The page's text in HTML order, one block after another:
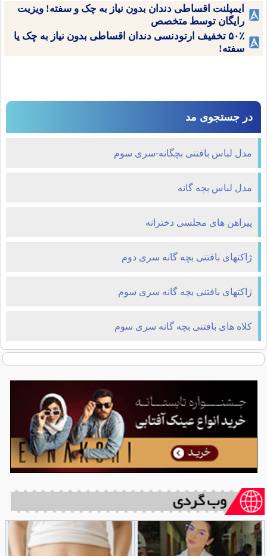
ایمپلنت اقساطی دندان بدون نیاز به چک و سفته! ویزیت
رایگان توسط متخصص
۵۰٪ تخفیف ارتودنسی دندان اقساطی بدون نیاز به چک یا
سفته!
در جستجوی مد
مدل لباس بافتنی بچگانه-سری سوم
مدل لباس بچه گانه
پیراهن های مجلسی دخترانه
ژاکتهای بافتنی بچه گانه سری دوم
ژاکتهای بافتنی بچه گانه سری سوم
کلاه های بافتنی بچه گانه سری سوم